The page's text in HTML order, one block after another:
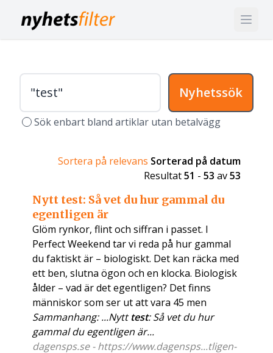
Nyhetssök
Sök enbart bland artiklar utan betalvägg
Sortera på relevans Sorterad på datum
Resultat51 - 53 av53
Nytt test: Så vet du hur gammal du
egentligen är
Glöm rynkor, flint och siffran i passet. I
Perfect Weekend tar vi reda på hur gammal
du faktiskt är – biologiskt. Det kan räcka med
ett ben, slutna ögon och en klocka. Biologisk
ålder – vad är det egentligen? Det finns
människor som ser ut att vara 45 men
Sammanhang: ...Nytttest: Så vet du hur
gammal du egentligen är...
dagensps.se - https://www.dagensps...tligen-